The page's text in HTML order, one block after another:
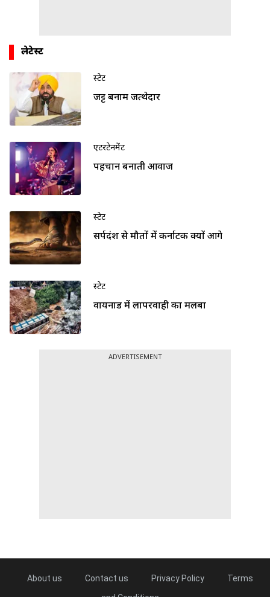
लेटेस्ट
स्टेट
जट्ट बनाम जत्थेदार
एंटरटेनमेंट
पहचान बनाती आवाज
स्टेट
सर्पदंश से मौतों में कर्नाटक क्यों आगे
स्टेट
वायनाड में लापरवाही का मलबा
ADVERTISEMENT
About us Contact us Privacy Policy
Terms